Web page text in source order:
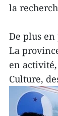
la
De plus
La
en
Culture,